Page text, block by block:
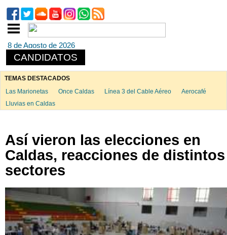
8 de Agosto de 2026
CANDIDATOS
TEMAS DESTACADOS
Las Marionetas
Once Caldas Línea 3 del Cable Aéreo
Aerocafé
Lluvias en Caldas
Así vieron las elecciones en
Caldas, reacciones de distintos
sectores